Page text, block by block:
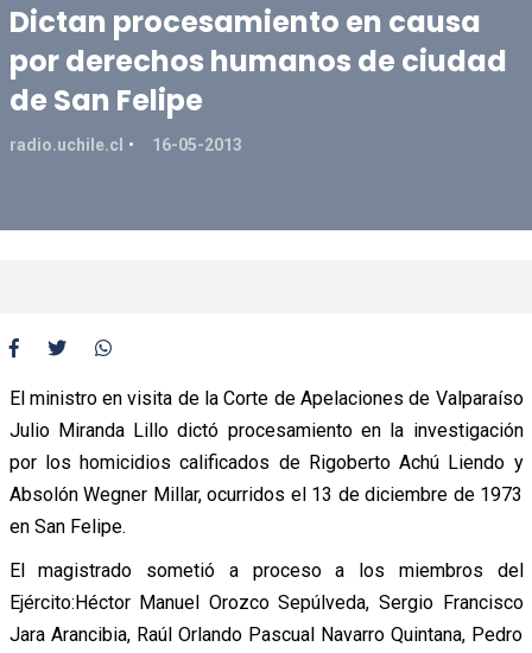
Dictan procesamiento en causa
por derechos humanos de ciudad
de San Felipe
radio.uchile.cl 16-05-2013
El ministro en visita de la Corte de Apelaciones de Valparaíso
Julio Miranda Lillo dictó procesamiento en la investigación
por los homicidios calificados de Rigoberto Achú Liendo y
Absolón Wegner Millar, ocurridos el 13 de diciembre de 1973
en San Felipe.
El magistrado sometió a proceso a los miembros del
Ejército:Héctor Manuel Orozco Sepúlveda, Sergio Francisco
Jara Arancibia, Raúl Orlando Pascual Navarro Quintana, Pedro